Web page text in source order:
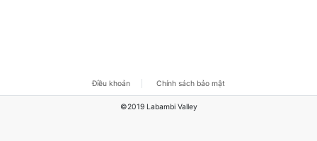
Điều khoản Chính sách bảo mật
©2019 Labambi Valley